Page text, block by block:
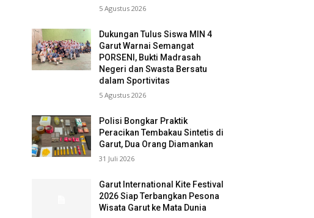
5 Agustus 2026
Dukungan Tulus Siswa MIN 4
Garut Warnai Semangat
PORSENI, Bukti Madrasah
Negeri dan Swasta Bersatu
dalam Sportivitas
5 Agustus 2026
Polisi Bongkar Praktik
Peracikan Tembakau Sintetis di
Garut, Dua Orang Diamankan
31 Juli 2026
Garut International Kite Festival
2026 Siap Terbangkan Pesona
Wisata Garut ke Mata Dunia